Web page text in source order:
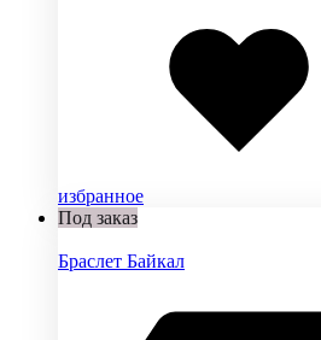
избранное
Под заказ
Браслет Байкал